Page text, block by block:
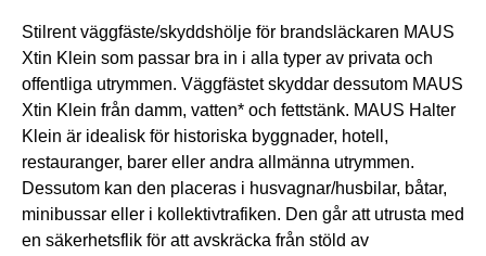
Stilrent väggfäste/skyddshölje för brandsläckaren MAUS
Xtin Klein som passar bra in i alla typer av privata och
offentliga utrymmen. Väggfästet skyddar dessutom MAUS
Xtin Klein från damm, vatten* och fettstänk. MAUS Halter
Klein är idealisk för historiska byggnader, hotell,
restauranger, barer eller andra allmänna utrymmen.
Dessutom kan den placeras i husvagnar/husbilar, båtar,
minibussar eller i kollektivtrafiken. Den går att utrusta med
en säkerhetsflik för att avskräcka från stöld av